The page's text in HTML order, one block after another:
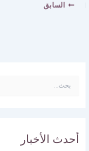
السابق
ع
ن
أحدث الأخبار